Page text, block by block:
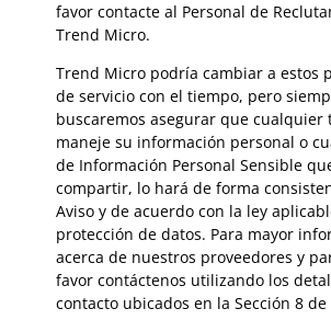
favor contacte al Personal de
Trend Micro.
Trend Micro podría cambiar a estos
de servicio con el tiempo, pero
buscaremos asegurar que cualquier
maneje su información personal o
de Información Personal Sensible
compartir, lo hará de forma
Aviso y de acuerdo con la ley
protección de datos. Para mayor
acerca de nuestros proveedores y
favor contáctenos utilizando los
contacto ubicados en la Sección 8 de